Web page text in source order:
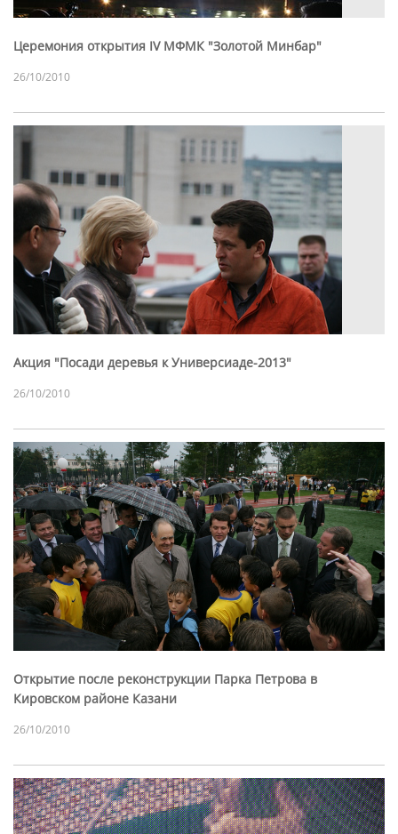
Церемония открытия IV МФМК "Золотой Минбар"
26/10/2010
Акция "Посади деревья к Универсиаде-2013"
26/10/2010
Открытие после реконструкции Парка Петрова в
Кировском районе Казани
26/10/2010